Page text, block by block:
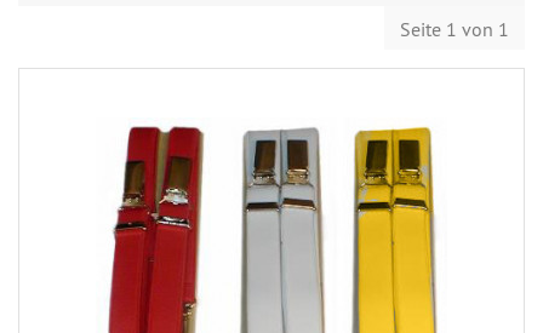
Seite 1 von 1